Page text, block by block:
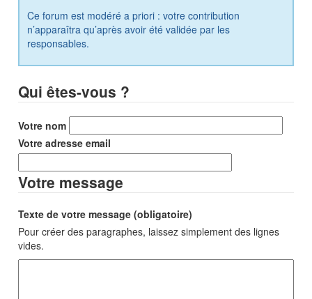
Ce forum est modéré a priori : votre contribution
n’apparaîtra qu’après avoir été validée par les
responsables.
Qui êtes-vous ?
Votre nom
Votre adresse email
Votre message
Texte de votre message (obligatoire)
Pour créer des paragraphes, laissez simplement des lignes
vides.